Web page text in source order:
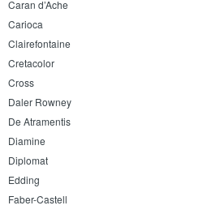
Caran d’Ache
Carioca
Clairefontaine
Cretacolor
Cross
Daler Rowney
De Atramentis
Diamine
Diplomat
Edding
Faber-Castell